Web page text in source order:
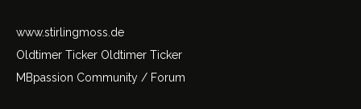
www.stirlingmoss.de
Oldtimer Ticker Oldtimer Ticker
MBpassion Community / Forum